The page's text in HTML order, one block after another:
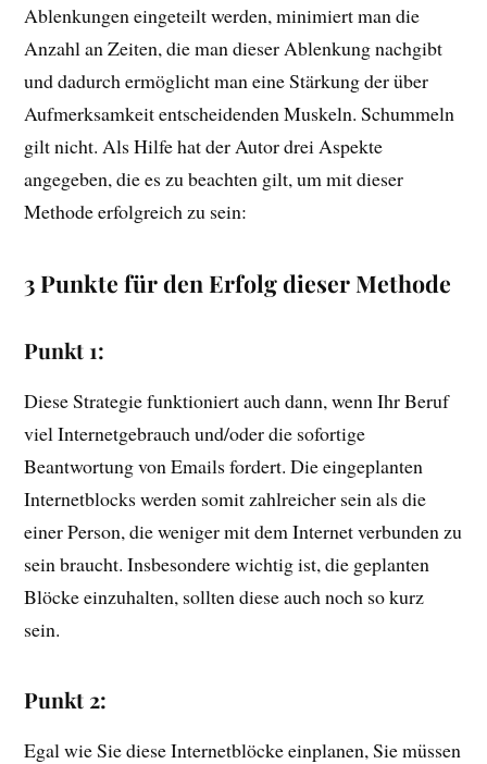
Ablenkungen eingeteilt werden, minimiert man die
Anzahl an Zeiten, die man dieser Ablenkung nachgibt
und dadurch ermöglicht man eine Stärkung der über
Aufmerksamkeit entscheidenden Muskeln. Schummeln
gilt nicht. Als Hilfe hat der Autor drei Aspekte
angegeben, die es zu beachten gilt, um mit dieser
Methode erfolgreich zu sein:
3 Punkte für den Erfolg dieser Methode
Punkt 1:
Diese Strategie funktioniert auch dann, wenn Ihr Beruf
viel Internetgebrauch und/oder die sofortige
Beantwortung von Emails fordert. Die eingeplanten
Internetblocks werden somit zahlreicher sein als die
einer Person, die weniger mit dem Internet verbunden zu
sein braucht. Insbesondere wichtig ist, die geplanten
Blöcke einzuhalten, sollten diese auch noch so kurz
sein.
Punkt 2:
Egal wie Sie diese Internetblöcke einplanen, Sie müssen